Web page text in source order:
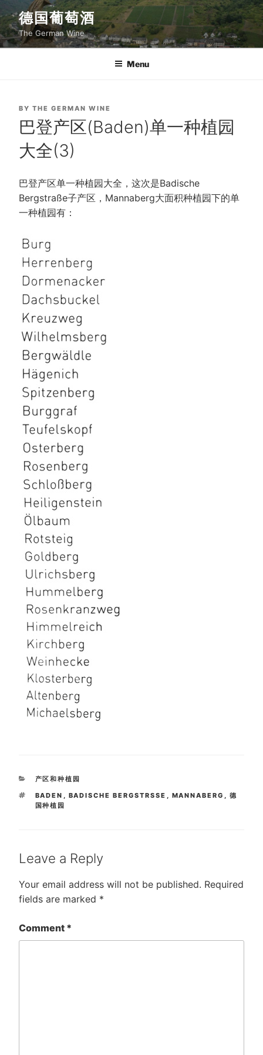
to
content
德国葡萄酒
The German Wine
Menu
POSTED
BY THE GERMAN WINE
巴登产区(Baden)单一种植园
大全(3)
巴登产区单一种植园大全，这次是Badische
Bergstraße子产区，Mannaberg大面积种植园下的单
一种植园有：
CATEGORIES
产区和种植园
TAGS
BADEN , BADISCHE BERGSTRSSE , MANNABERG , 德
国种植园
Leave a Reply
Your email address will not be published. Required
fields are marked *
Comment *